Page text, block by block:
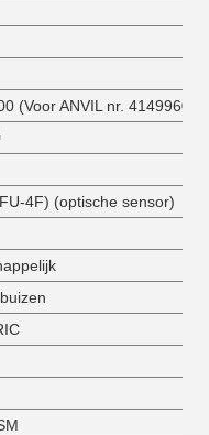
(Voor ANVIL nr. 41499603)
4F) (optische sensor)